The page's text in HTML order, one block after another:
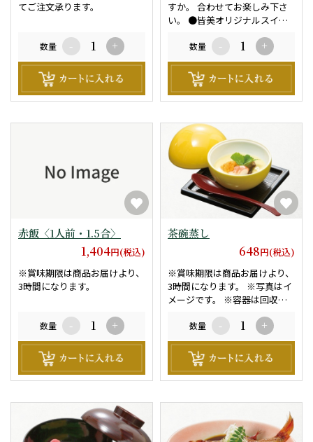
てご注文承ります。
数量 - +
すか。 合わせてお楽しみ下さ
い。 ●皆美オリジナルスイー
数量 - +
赤飯〈1人前・1.5合〉
1,404円(税込)
※賞味期限は商品お届けより、
3時間になります。
数量 - +
茶碗蒸し
648円(税込)
※賞味期限は商品お届けより、
3時間になります。 ※写真はイ
メージです。 ※容器は回収専
数量 - +